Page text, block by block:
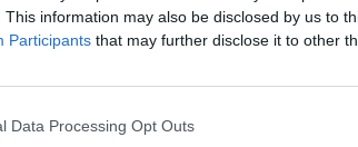
This information may also be disclosed by us to
Participants that may further disclose it to other
Data Processing Opt Outs
in Florida
per gli Stati Uniti è